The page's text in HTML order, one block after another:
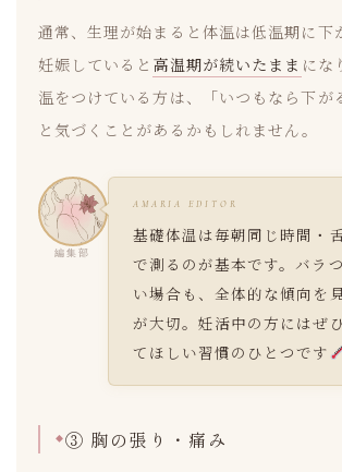
通常、生理が始まると体温は低温期に下
妊娠していると 高温期が続いたまま にな
温をつけている方は、「いつもなら下が
と気づくことがあるかもしれません。
編集部
AMARIA EDITOR
基礎体温は毎朝同じ時間・
で測るのが基本です。バラ
い場合も、全体的な傾向を
が大切。妊活中の方にはぜ
てほしい習慣のひとつです
③ 胸の張り・痛み